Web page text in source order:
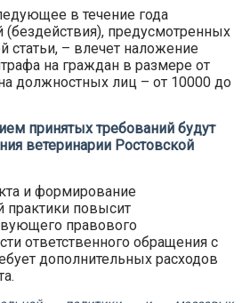
в течение года
предусмотренных
статьи, – влечет наложение
на граждан в размере от
должностных лиц – от 10000 до
принятых требований будут
ветеринарии Ростовской
и формирование
практики повысит
правового
ответственного обращения с
дополнительных расходов